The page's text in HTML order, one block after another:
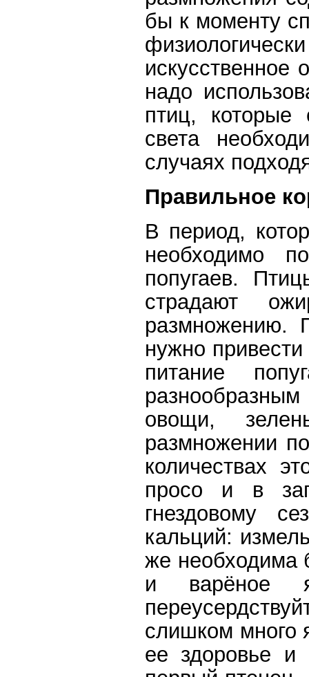
бы к моменту
искусственное
надо
птиц, которые
света
случаях
Правильное
В период,
необходимо
попугаев.
страдают
размножению.
нужно
питание
овощи,
размножении
количествах
просо и в
гнездовому
кальций:
же необходима
и варёное
слишком много
ее здоровье и